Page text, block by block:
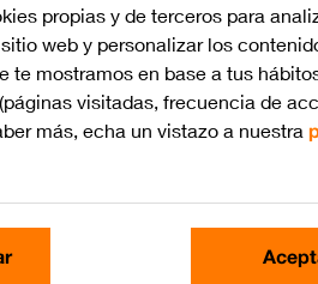
propias y de terceros para
web y personalizar los
te mostramos en base a tus
visitadas, frecuencia de
más, echa un vistazo a nuestra